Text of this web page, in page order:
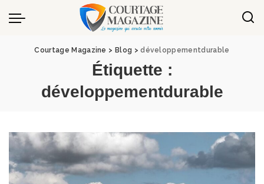
Panneau de gestion des cookies
Courtage Magazine > Blog >développementdurable
Étiquette :
développementdurable